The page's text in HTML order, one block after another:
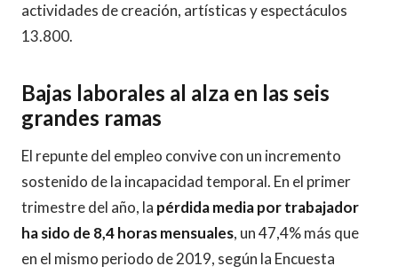
actividades de creación, artísticas y espectáculos
13.800.
Bajas laborales al alza en las seis
grandes ramas
El repunte del empleo convive con un incremento
sostenido de la incapacidad temporal. En el primer
trimestre del año, la pérdida media por trabajador
ha sido de 8,4 horas mensuales, un 47,4% más que
en el mismo periodo de 2019, según la Encuesta